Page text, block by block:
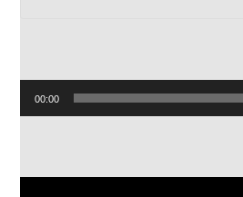
00:00